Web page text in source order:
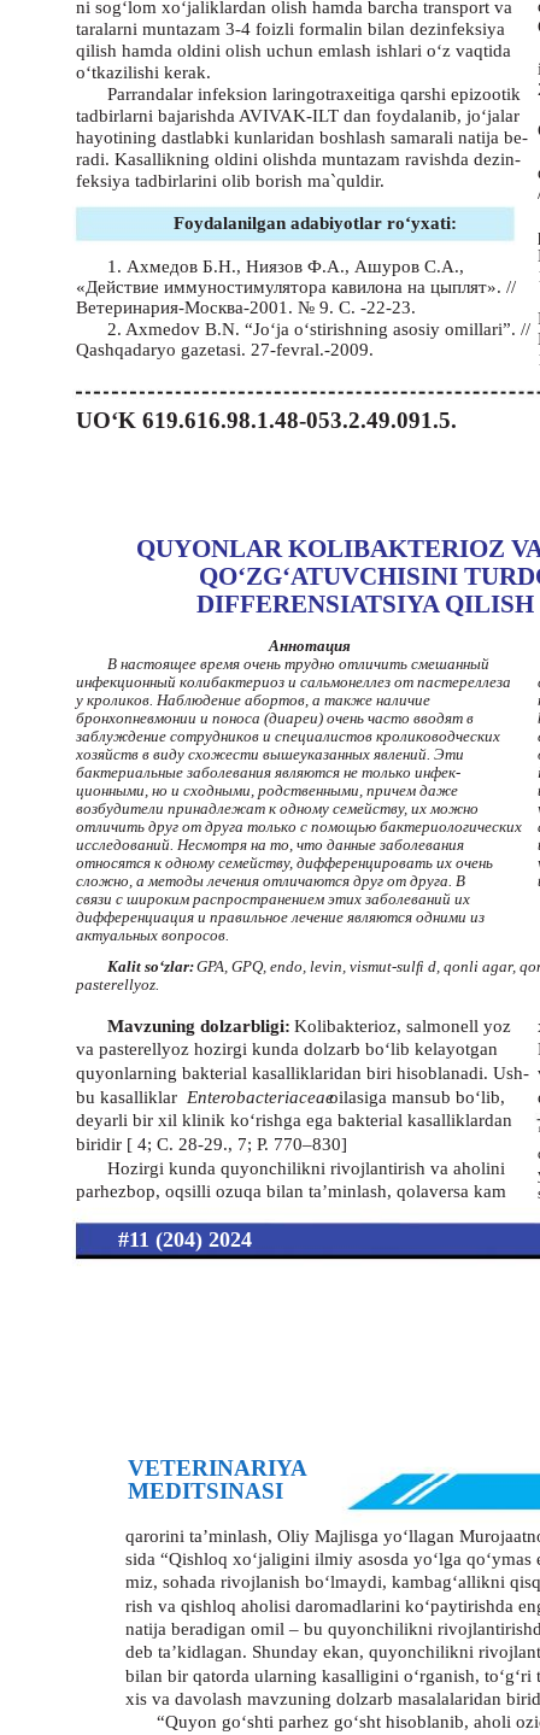
#11 (204) 2024
ni sog‘lom xo‘jaliklardan olish hamda barcha transport va
taralarni muntazam 3-4 foizli formalin bilan dezinfeksiya
qilish hamda oldini olish uchun emlash ishlari o‘z vaqtida
o‘tkazilishi kerak.
Parrandalar infeksion laringotraxeitiga qarshi epizootik
tadbirlarni bajarishda AVIVAK-ILT dan foydalanib, jo‘jalar
hayotining dastlabki kunlaridan boshlash samarali natija be-
radi. Kasallikning oldini olishda muntazam ravishda dezin-
feksiya tadbirlarini olib borish ma`quldir.
Foydalanilgan adabiyotlar ro‘yxati:
1. Ахмедов Б.Н., Ниязов Ф.А., Ашуров С.А.,
«Действие иммуностимулятора кавилона на цыплят». //
Ветеринария-Москва-2001. № 9. С. -22-23.
2. Axmedov B.N. “Jo‘ja o‘stirishning asosiy omillari”. //
Qashqadaryo gazetasi. 27-fevral.-2009.
Mavzuning dolzarbligi: Kolibakterioz, salmonell yoz
va pasterellyoz hozirgi kunda dolzarb bo‘lib kelayotgan
quyonlarning bakterial kasalliklaridan biri hisoblanadi. Ush-
bu kasalliklar Enterobacteriaceaeoilasiga mansub bo‘lib,
deyarli bir xil klinik ko‘rishga ega bakterial kasalliklardan
biridir [ 4; С. 28-29., 7; P. 770–830]
Hozirgi kunda quyonchilikni rivojlantirish va aholini
parhezbop, oqsilli ozuqa bilan ta’minlash, qolaversa kam
UO‘K 619.616.98.1.48-053.2.49.091.5.
QUYONLAR KOLIBAKTERIOZ
QO‘ZG‘ATUVCHISINI
DIFFERENSIATSIYA
Аннотация
В настоящее время очень трудно отличить смешанный
инфекционный колибактериоз и сальмонеллез от пастереллеза
у кроликов. Наблюдение абортов, а также наличие
бронхопневмонии и поноса (диареи) очень часто вводят в
заблуждение сотрудников и специалистов кролиководческих
хозяйств в виду схожести вышеуказанных явлений. Эти
бактериальные заболевания являются не только инфек-
ционными, но и сходными, родственными, причем даже
возбудители принадлежат к одному семейству, их можно
отличить друг от друга только с помощью бактериологических
исследований. Несмотря на то, что данные заболевания
относятся к одному семейству, дифференцировать их очень
сложно, а методы лечения отличаются друг от друга. В
связи с широким распространением этих заболеваний их
дифференциация и правильное лечение являются одними из
актуальных вопросов.
Kalit so‘zlar:GPA, GPQ, endo, levin, vismut-sulﬁ d, qonli agar,
pasterellyoz.
VETERINARIYA
MEDITSINASI
qarorini ta’minlash, Oliy Majlisga yo‘llagan
sida “Qishloq xo‘jaligini ilmiy asosda yo‘lga qo‘ymas
miz, sohada rivojlanish bo‘lmaydi, kambag‘allikni
rish va qishloq aholisi daromadlarini ko‘paytirishda
natija beradigan omil – bu quyonchilikni
deb ta’kidlagan. Shunday ekan, quyonchilikni
bilan bir qatorda ularning kasalligini o‘rganish, to‘g‘ri
xis va davolash mavzuning dolzarb masalalaridan
“Quyon go‘shti parhez go‘sht hisoblanib, aholi